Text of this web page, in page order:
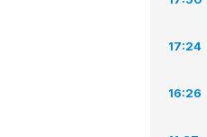
17:24
16:26